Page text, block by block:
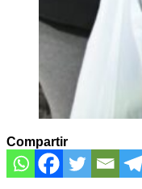
Compartir